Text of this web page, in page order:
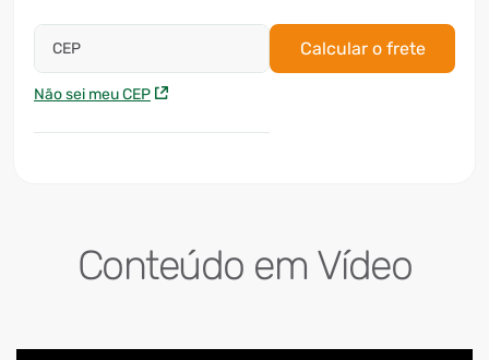
CEP
Não sei meu CEP
Calcular o frete
Conteúdo em Vídeo